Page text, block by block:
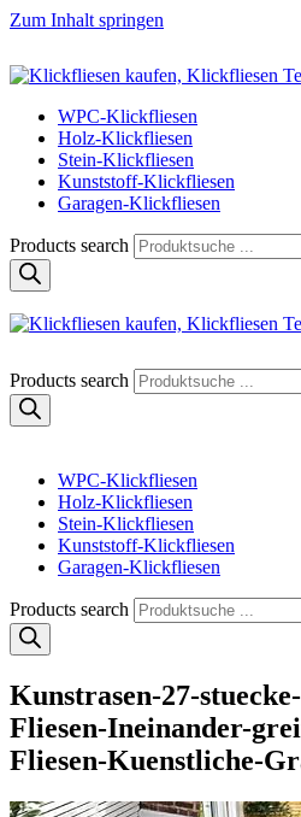
Zum Inhalt springen
Klickfliese | klick-klick-fertig
Klickfliesen online kaufen
WPC-Klickfliesen
Holz-Klickfliesen
Stein-Klickfliesen
Kunststoff-Klickfliesen
Garagen-Klickfliesen
Products search
Klickfliese | klick-klick-fertig
Klickfliesen online kaufen
Products search
WPC-Klickfliesen
Holz-Klickfliesen
Stein-Klickfliesen
Kunststoff-Klickfliesen
Garagen-Klickfliesen
Products search
Kunstrasen-27-
Fliesen-Ineinander-
Fliesen-Kuenstliche-